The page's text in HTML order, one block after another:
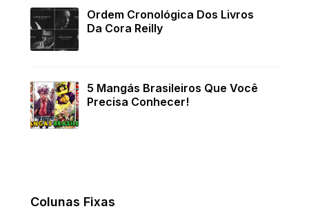
Ordem Cronológica Dos Livros
Da Cora Reilly
5 Mangás Brasileiros Que Você
Precisa Conhecer!
Colunas Fixas